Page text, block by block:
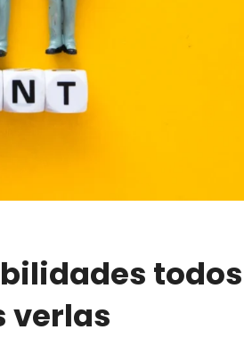
todos
verlas